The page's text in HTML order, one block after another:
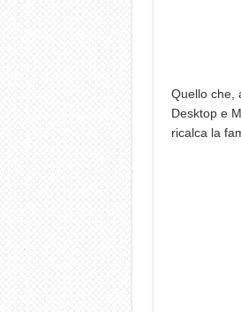
Quello che,
Desktop e
ricalca la